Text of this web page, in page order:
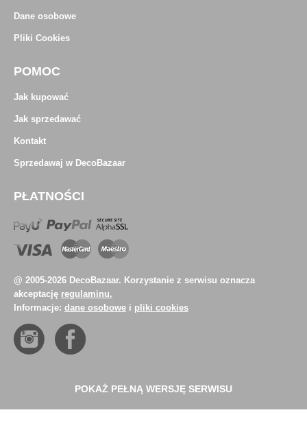
Dane osobowe
Pliki Cookies
POMOC
Jak kupować
Jak sprzedawać
Kontakt
Sprzedawaj w DecoBazaar
PŁATNOŚCI
@ 2005-2026 DecoBazaar. Korzystanie z serwisu oznacza
akceptację regulaminu.
Informacje: dane osobowe i pliki cookies
POKAŻ PEŁNĄ WERSJĘ SERWISU